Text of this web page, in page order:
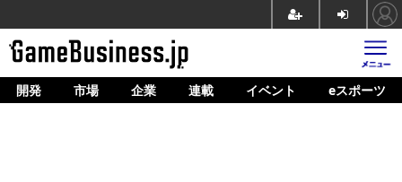
ホーム
開発 市場 企業 連載 イベント eスポーツ